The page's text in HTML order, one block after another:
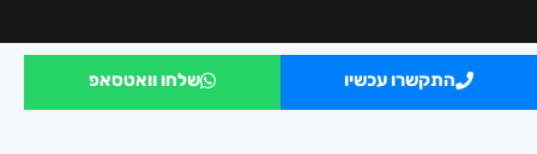
התקשרו עכשיו שלחו וואטסאפ